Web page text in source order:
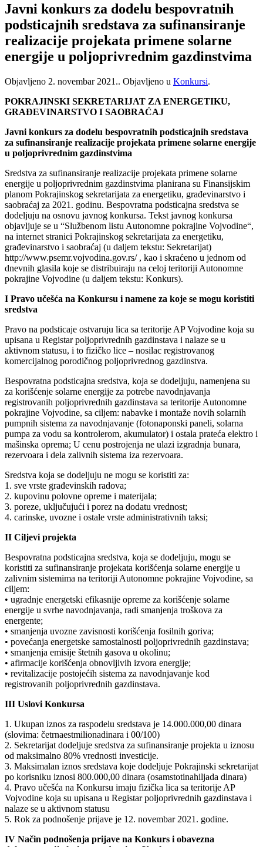
Javni konkurs za dodelu bespovratnih
podsticajnih sredstava za sufinansiranje
realizacije projekata primene solarne
energije u poljoprivrednim gazdinstvima
Objavljeno 2. novembar 2021.. Objavljeno u Konkursi.
POKRAJINSKI SEKRETARIJAT ZA ENERGETIKU,
GRAĐEVINARSTVO I SAOBRAĆAJ
Javni konkurs za dodelu bespovratnih podsticajnih sredstava
za sufinansiranje realizacije projekata primene solarne energije
u poljoprivrednim gazdinstvima
Sredstva za sufinansiranje realizacije projekata primene solarne
energije u poljoprivrednim gazdinstvima planirana su Finansijskim
planom Pokrajinskog sekretarijata za energetiku, građevinarstvo i
saobraćaj za 2021. godinu. Bespovratna podsticajna sredstva se
dodeljuju na osnovu javnog konkursa. Tekst javnog konkursa
objavljuje se u “Službenom listu Autonomne pokrajine Vojvodine“,
na internet stranici Pokrajinskog sekretarijata za energetiku,
građevinarstvo i saobraćaj (u daljem tekstu: Sekretarijat)
http://www.psemr.vojvodina.gov.rs/ , kao i skraćeno u jednom od
dnevnih glasila koje se distribuiraju na celoj teritoriji Autonomne
pokrajine Vojvodine (u daljem tekstu: Konkurs).
I Pravo učešća na Konkursu i namene za koje se mogu koristiti
sredstva
Pravo na podsticaje ostvaruju lica sa teritorije AP Vojvodine koja su
upisana u Registar poljoprivrednih gazdinstava i nalaze se u
aktivnom statusu, i to fizičko lice – nosilac registrovanog
komercijalnog porodičnog poljoprivrednog gazdinstva.
Bespovratna podsticajna sredstva, koja se dodeljuju, namenjena su
za korišćenje solarne energije za potrebe navodnjavanja
registrovanih poljoprivrednih gazdinstava sa teritorije Autonomne
pokrajine Vojvodine, sa ciljem: nabavke i montaže novih solarnih
pumpnih sistema za navodnjavanje (fotonaponski paneli, solarna
pumpa za vodu sa kontrolerom, akumulator) i ostala prateća elektro i
mašinska oprema; U cenu postrojenja ne ulazi izgradnja bunara,
rezervoara i dela zalivnih sistema iza rezervoara.
Sredstva koja se dodeljuju ne mogu se koristiti za:
1. sve vrste građevinskih radova;
2. kupovinu polovne opreme i materijala;
3. poreze, uključujući i porez na dodatu vrednost;
4. carinske, uvozne i ostale vrste administrativnih taksi;
II Ciljevi projekta
Bespovratna podsticajna sredstva, koja se dodeljuju, mogu se
koristiti za sufinansiranje projekata korišćenja solarne energije u
zalivnim sistemima na teritoriji Autonomne pokrajine Vojvodine, sa
ciljem:
• ugradnje energetski efikasnije opreme za korišćenje solarne
energije u svrhe navodnjavanja, radi smanjenja troškova za
energente;
• smanjenja uvozne zavisnosti korišćenja fosilnih goriva;
• povećanja energetske samostalnosti poljoprivrednih gazdinstava;
• smanjenja emisije štetnih gasova u okolinu;
• afirmacije korišćenja obnovljivih izvora energije;
• revitalizacije postojećih sistema za navodnjavanje kod
registrovanih poljoprivrednih gazdinstava.
III Uslovi Konkursa
1. Ukupan iznos za raspodelu sredstava je 14.000.000,00 dinara
(slovima: četrnaestmilionadinara i 00/100)
2. Sekretarijat dodeljuje sredstva za sufinansiranje projekta u iznosu
od maksimalno 80% vrednosti investicije.
3. Maksimalan iznos sredstava koje dodeljuje Pokrajinski sekretarijat
po korisniku iznosi 800.000,00 dinara (osamstotinahiljada dinara)
4. Pravo učešća na Konkursu imaju fizička lica sa teritorije AP
Vojvodine koja su upisana u Registar poljoprivrednih gazdinstava i
nalaze se u aktivnom statusu
5. Rok za podnošenje prijave je 12. novembar 2021. godine.
IV Način podnošenja prijave na Konkurs i obavezna